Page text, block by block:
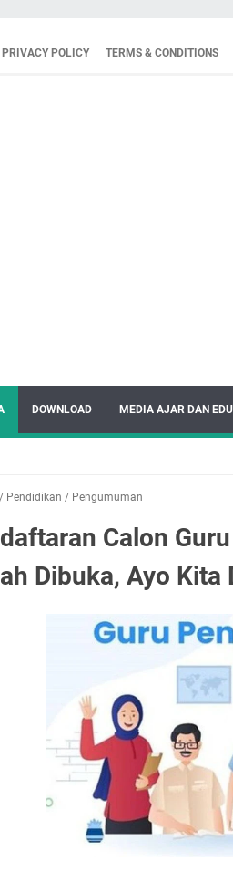
PRIVACY POLICY TERMS & CONDITIONS
DOWNLOAD MEDIA AJAR DAN
/ Pendidikan / Pengumuman
Calon
Dibuka, Ayo Kita